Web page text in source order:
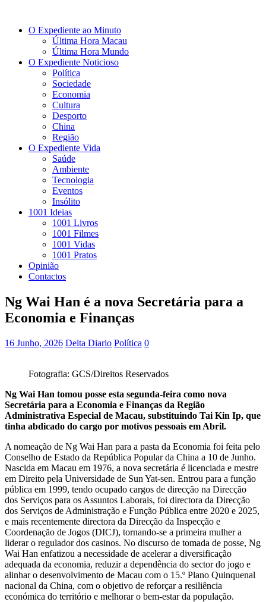
O Expediente ao Minuto
Última Hora Macau
Última Hora Mundo
O Expediente Noticioso
Política
Sociedade
Economia
Cultura
Desporto
China
Região
O Expediente Vida
Saúde
Ambiente
Tecnologia
Eventos
Insólito
1001 Ideias
1001 Livros
1001 Filmes
1001 Vidas
1001 Pratos
Opinião
Contactos
Ng Wai Han é a nova Secretária para a
Economia e Finanças
16 Junho, 2026 Delta Diario Política 0
Fotografia: GCS/Direitos Reservados
Ng Wai Han tomou posse esta segunda-feira como nova
Secretária para a Economia e Finanças da Região
Administrativa Especial de Macau, substituindo Tai Kin Ip, que
tinha abdicado do cargo por motivos pessoais em Abril.
A nomeação de Ng Wai Han para a pasta da Economia foi feita pelo
Conselho de Estado da República Popular da China a 10 de Junho.
Nascida em Macau em 1976, a nova secretária é licenciada e mestre
em Direito pela Universidade de Sun Yat-sen. Entrou para a função
pública em 1999, tendo ocupado cargos de direcção na Direcção
dos Serviços para os Assuntos Laborais, foi directora da Direcção
dos Serviços de Administração e Função Pública entre 2020 e 2025,
e mais recentemente directora da Direcção da Inspecção e
Coordenação de Jogos (DICJ), tornando-se a primeira mulher a
liderar o regulador dos casinos. No discurso de tomada de posse, Ng
Wai Han enfatizou a necessidade de acelerar a diversificação
adequada da economia, reduzir a dependência do sector do jogo e
alinhar o desenvolvimento de Macau com o 15.º Plano Quinquenal
nacional da China, com o objetivo de reforçar a resiliência
económica do território e melhorar o bem-estar da população.